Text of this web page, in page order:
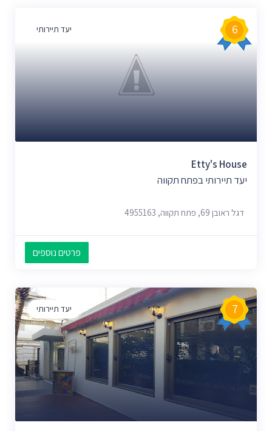
יעד תיירותי 6
Etty's House
יעד תיירותי בפתח תקווה
דגל ראובן 69, פתח תקווה, 4955163
פרטים נוספים
יעד תיירותי 7